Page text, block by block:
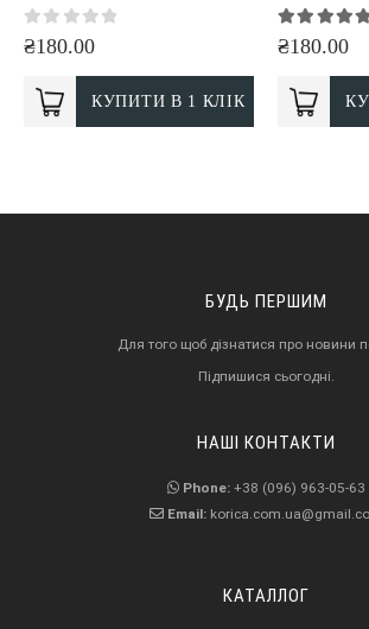
0out of 5
₴180.00
КУПИТИ В 1 КЛІК
5.00out of
₴180.00
БУДЬ ПЕРШИМ
Для того щоб дізнатися про новини
Підпишися сьогодні.
НАШІ КОНТАКТИ
Phone: +38 (096) 963-05-63
Email:
КАТАЛЛОГ